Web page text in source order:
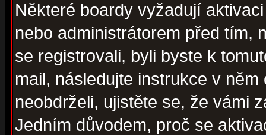
Některé boardy vyžadují
nebo administrátorem před tím,
se registrovali, byli byste k
mail, následujte instrukce v
neobdrželi, ujistěte se, že vámi
Jedním důvodem, proč se